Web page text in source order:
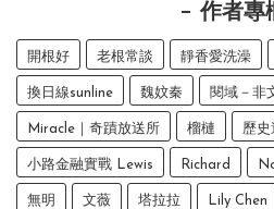
作者專
開根好 老根常談 靜香愛洗澡
換日線sunline 魏妏秦 閱域－非
Miracle｜奇蹟放送所 榴槤 歷史
小路金融實戰 Lewis Richard
無明 文薇 塔拉拉 Lily Chen